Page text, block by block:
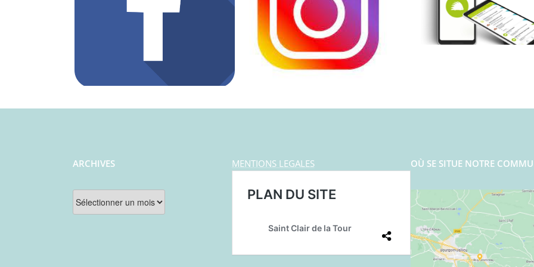
ARCHIVES
Archives
MENTIONS LEGALES OÙ SE SITUE NOTRE